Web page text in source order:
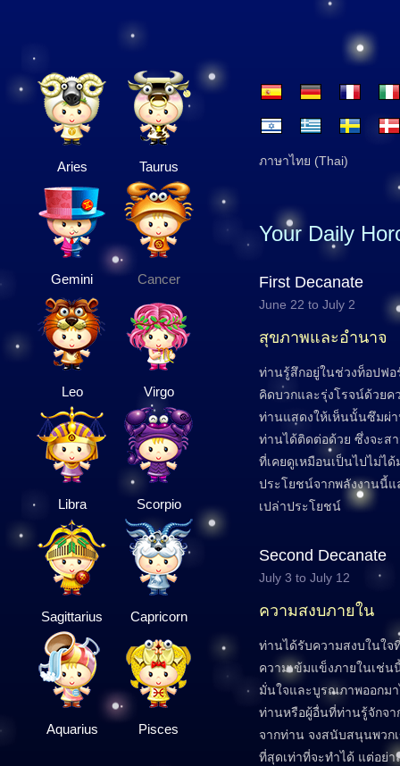
Aries Taurus
Gemini Cancer
Leo Virgo
Libra Scorpio
Sagittarius Capricorn
Aquarius Pisces
ภาษาไทย (Thai)
Your Daily
First Decanate
June 22 to July 2
สุขภาพและอำนาจ
ท่านรู้สึกอยู่ในช่วงท็อปฟอ
คิดบวกและรุ่งโรจน์ด้วยค
ท่านแสดงให้เห็นนั้นซึมผ่
ท่านได้ติดต่อด้วย ซึ่งจะส
ที่เคยดูเหมือนเป็นไปไม่ไ
ประโยชน์จากพลังงานนี้แ
เปล่าประโยชน์
Second Decanate
July 3 to July 12
ความสงบภายใน
ท่านได้รับความสงบในใจ
ความเข้มแข็งภายในเช่
มั่นใจและบูรณภาพออกม
ท่านหรือผู้อื่นที่ท่านรู้จักจ
จากท่าน จงสนับสนุนพวก
ที่สุดเท่าที่จะทำได้ แต่อย่